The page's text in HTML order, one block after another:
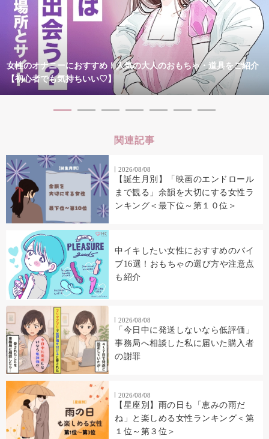
女性のオナニーにおすすめ！人気の大人のおもちゃ・道具をご紹介
【初心者でも気持ちいい♡】
関連記事
2026/08/08
【誕生月別】「映画のエンドロール
まで観る」余韻を大切にする女性ラ
ンキング＜最下位～第１０位＞
中イキしたい女性におすすめのバイ
ブ16選！おもちゃの選び方や注意点
も紹介
2026/08/08
「今日中に発送しないなら低評価」
事務局へ相談した私に届いた購入者
の謝罪
2026/08/08
【星座別】雨の日も「恵みの雨だ
ね」と楽しめる女性ランキング＜第
１位～第３位＞